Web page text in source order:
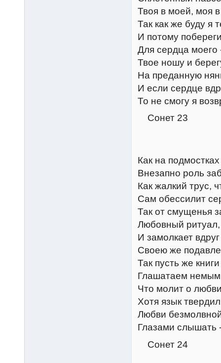
Твоя в моей, моя в
Так как же буду я
И потому
Для сердца моего
Твое ношу и
На преданную
И если сердце
То не смогу я
Сонет 23
Как на
Внезапно роль
Как жалкий трус,
Сам обессилит
Так от смущенья
Любовный
И замолкает
Своею же
Так пусть же
Глашатаем
Что молит о
Хотя язык
Любви
Глазами
Сонет 24